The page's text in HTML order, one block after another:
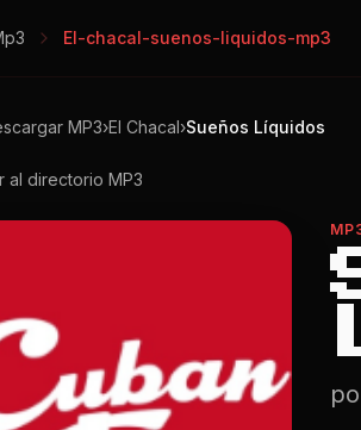
El-chacal-suenos-liquidos-mp3
MP3›El Chacal›Sueños Líquidos
al directorio MP3